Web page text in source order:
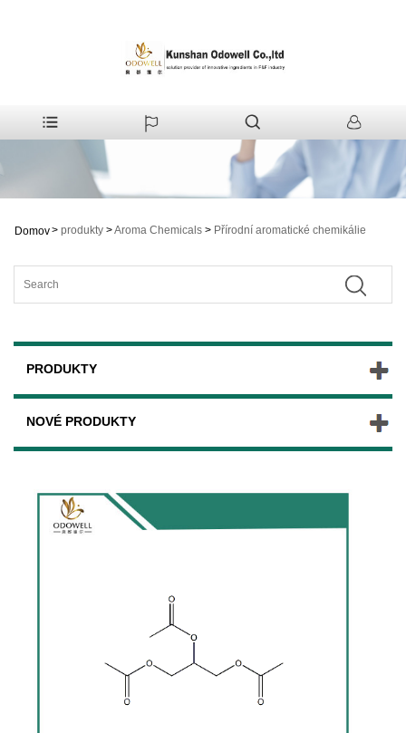
Domov> produkty >Aroma Chemicals > Přírodní aromatické chemikálie
PRODUKTY
NOVÉ PRODUKTY